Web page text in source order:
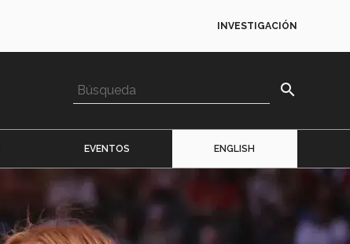
INVESTIGACIÓN
search
EVENTOS ENGLISH